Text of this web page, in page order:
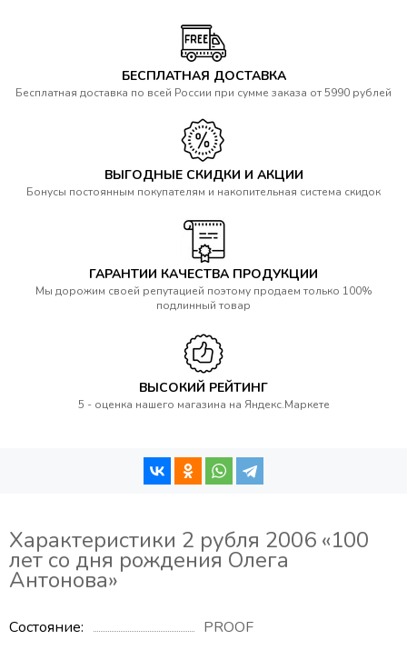
БЕСПЛАТНАЯ ДОСТАВКА
Бесплатная доставка по всей России при сумме заказа от 5990 рублей
ВЫГОДНЫЕ СКИДКИ И АКЦИИ
Бонусы постоянным покупателям и накопительная система скидок
ГАРАНТИИ КАЧЕСТВА ПРОДУКЦИИ
Мы дорожим своей репутацией поэтому продаем только 100%
подлинный товар
ВЫСОКИЙ РЕЙТИНГ
5 - оценка нашего магазина на Яндекс.Маркете
Характеристики 2 рубля 2006 «100
лет со дня рождения Олега
Антонова»
Состояние PROOF